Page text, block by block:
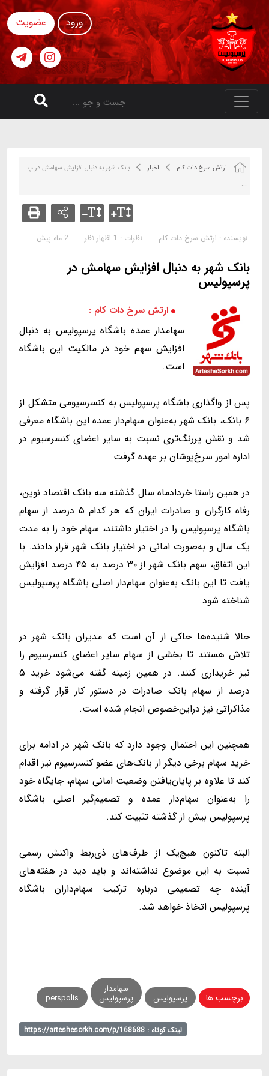
ورود عضویت
ارتش سرخ دات کام اخبار
بانک شهر به دنبال افزایش سهامش در پ
...
نویسنده : ارتش سرخ دات کام - نظرات : 1 اظهار نظر - 2 ماه پیش
بانک شهر به دنبال افزایش سهامش در
پرسپولیس
ارتش سرخ دات کام :
سهامدار عمده باشگاه پرسپولیس به دنبال
افزایش سهم خود در مالکیت این باشگاه
است.
پس از واگذاری باشگاه پرسپولیس به کنسرسیومی متشکل از
۶ بانک، بانک شهر به‌عنوان سهام‌دار عمده این باشگاه معرفی
شد و نقش پررنگ‌تری نسبت به سایر اعضای کنسرسیوم در
اداره امور سرخ‌پوشان بر عهده گرفت.
در همین راستا خردادماه سال گذشته سه بانک اقتصاد نوین،
رفاه کارگران و صادرات ایران که هر کدام ۵ درصد از سهام
باشگاه پرسپولیس را در اختیار داشتند، سهام خود را به مدت
یک سال و به‌صورت امانی در اختیار بانک شهر قرار دادند. با
این اتفاق، سهم بانک شهر از ۳۰ درصد به ۴۵ درصد افزایش
یافت تا این بانک به‌عنوان سهام‌دار اصلی باشگاه پرسپولیس
شناخته شود.
حالا شنیده‌ها حاکی از آن است که مدیران بانک شهر در
تلاش هستند تا بخشی از سهام سایر اعضای کنسرسیوم را
نیز خریداری کنند. در همین زمینه گفته می‌شود خرید ۵
درصد از سهام بانک صادرات در دستور کار قرار گرفته و
مذاکراتی نیز دراین‌خصوص انجام شده است.
همچنین این احتمال وجود دارد که بانک شهر در ادامه برای
خرید سهام برخی دیگر از بانک‌های عضو کنسرسیوم نیز اقدام
کند تا علاوه بر پایان‌یافتن وضعیت امانی سهام، جایگاه خود
را به‌عنوان سهام‌دار عمده و تصمیم‌گیر اصلی باشگاه
پرسپولیس بیش از گذشته تثبیت کند.
البته تاکنون هیچ‌یک از طرف‌های ذی‌ربط واکنش رسمی
نسبت به این موضوع نداشته‌اند و باید دید در هفته‌های
آینده چه تصمیمی درباره ترکیب سهام‌داران باشگاه
پرسپولیس اتخاذ خواهد شد.
برچسب ها پرسپولیس
سهامدار
پرسپولیس perspolis
لینک کوتاه : https://arteshesorkh.com/p/168688